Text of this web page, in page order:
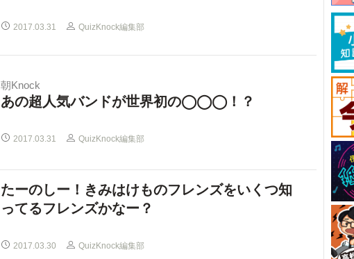
2017.03.31 QuizKnock編集部
朝Knock
あの超人気バンドが世界初の◯◯◯！？
2017.03.31 QuizKnock編集部
たーのしー！きみはけものフレンズをいくつ知
ってるフレンズかなー？
2017.03.30 QuizKnock編集部